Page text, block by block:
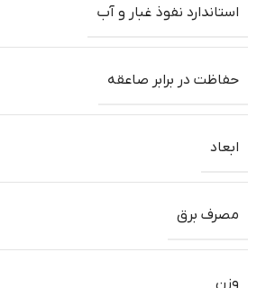
استاندارد نفوذ غبار و آب
حفاظت در برابر صاعقه
ابعاد
مصرف برق
وزن